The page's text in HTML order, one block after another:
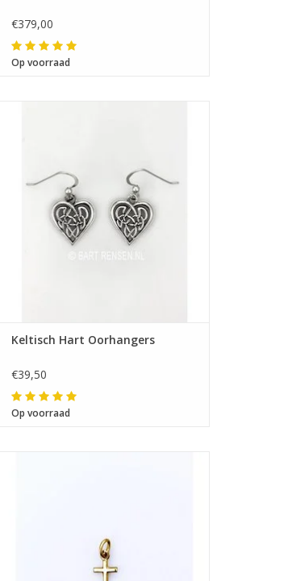
€379,00
Op voorraad
Keltisch Hart Oorhangers
€39,50
Op voorraad